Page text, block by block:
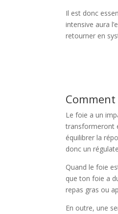
Il est donc
intensive aura
retourner en
Le foie a un
transformeront
équilibrer la
donc un
Quand le foie
que ton foie a
repas gras ou
En outre, une